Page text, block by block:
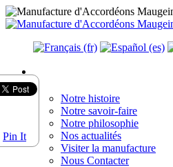
Pin It
Accueil
La manufacture
Notre histoire
Notre savoir-faire
Notre philosophie
Nos actualités
Visiter la manufacture
Nous Contacter